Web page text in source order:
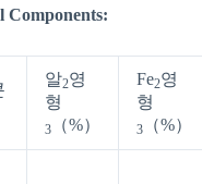
Components:
알2영
형
3 （%）
Fe2영
형
3 （%）